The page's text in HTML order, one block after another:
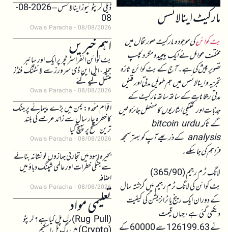
مارکیٹ اینالائسس
بٹ کوائنکی موجودہ مارکیٹ صورتحال میں
مختلف عوامل نے ایک پیچیدہ مگر دلچسپ
تصویر پیش کی ہے۔ آج کے بٹ کوائن تازہ
تجزیہ و اینالائسس میں ہم طویل مدتی اور قلیل
مدتی رجحانات کے ساتھ ساتھ مارکیٹ کے
جذبات اور تکنیکی اشاریوں کا مفصل جائزہ لیں
گے تاکہ bitcoin urdu
analysis کے ذریعے آپ کو بہتر سمجھ
فراہم کی جا سکے۔
لانگ ٹرم رجیم (365/90)
بٹ کوائن کی لانگ ٹرم رجیم میں گزشتہ سال
کے دوران ایک رینج یا ٹرانزیشن کی کیفیت
دیکھی گئی ہے، جہاں قیمت
نے 126199.63 سے 60000 کے
ڈیلی کرپٹو نیوز اینالائسس – 2026-08-
08
Owais Paracha 08/08/2026
اہم خبریں
بٹ کوائن انفراسٹرکچر پر ایک اور سائبر
حملہ، ایل این ڈی سرورز سے لائٹننگ فنڈز
منتقل کیے گئے
Owais Paracha 08/08/2026
اقوام متحدہ: یمن میں بڑے پیمانے پر جنگ
کا خطرہ چار سال سے زائد عرصے کی بلند
ترین سطح پر پہنچ گیا
Owais Paracha 08/08/2026
بحیرہ اسود میں تجارتی جہازوں کو نشانہ بنانے
سے جنگی خطرات اور عالمی شپنگ دباؤ میں
اضافہ
Owais Paracha 08/08/2026
تعلیمی مواد(Rug Pull)رگ پل کیا ہے؟ کرپٹو